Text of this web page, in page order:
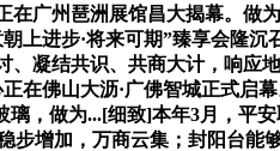
广州琶洲展馆昌大揭幕。做
上进步·将来可期”臻享会隆沉
凝结共识、共商大计，响应
在佛山大沥·广佛智城正式启
，做为...[细致]本年3月，平
步增加，万商云集；封阳台能